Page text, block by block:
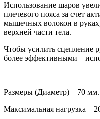
Использование шаров
плечевого пояса за счет
мышечных волокон в
верхней части тела.
Чтобы усилить сцепление
более эффективными –
Размеры (Диаметр) – 70 мм.
Максимальная нагрузка –